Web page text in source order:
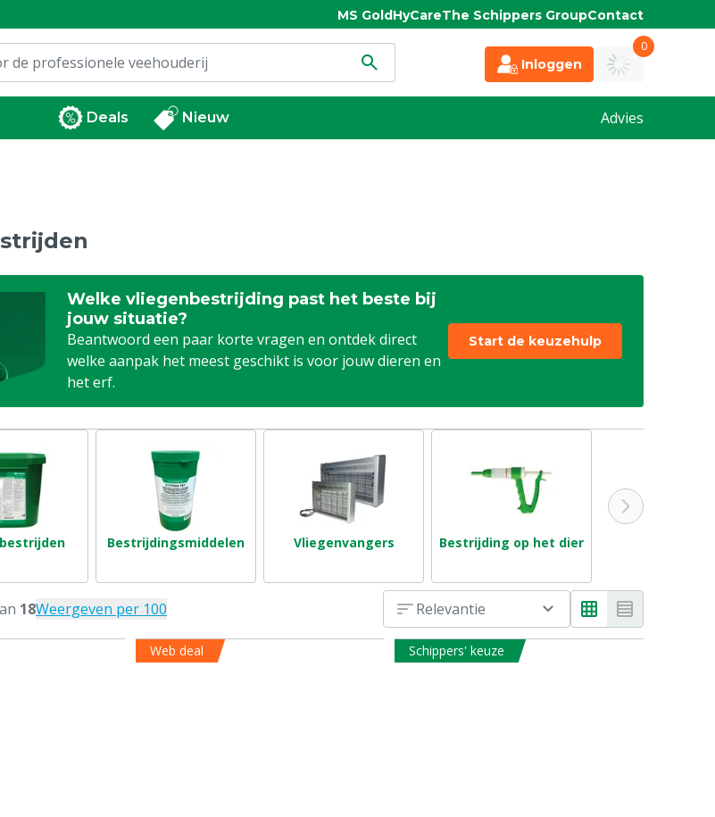
MS GoldHyCareThe Schippers GroupContact
Inloggen
0
Deals Nieuw Advies
Welke vliegenbestrijding past het beste bij
jouw situatie?
Beantwoord een paar korte vragen en ontdek direct
welke aanpak het meest geschikt is voor jouw dieren en
het erf.
Start de keuzehulp
Bestrijdingsmiddelen Vliegenvangers Bestrijding op het dier
18Weergeven per 100 Relevantie
Web deal Schippers' keuze